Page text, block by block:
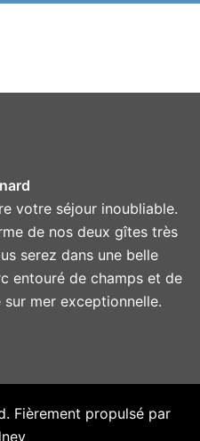
votre séjour inoubliable.
de nos deux gîtes très
serez dans une belle
entouré de champs et de
mer exceptionnelle.
Fièrement propulsé par